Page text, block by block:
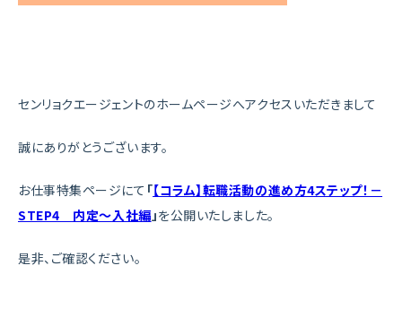
センリョクエージェントのホームページへアクセスいただきまして
誠にありがとうございます。
お仕事特集ページにて 「【コラム】転職活動の進め方4ステップ！－
STEP4 内定～入社編」を公開いたしました。
是非、ご確認ください。